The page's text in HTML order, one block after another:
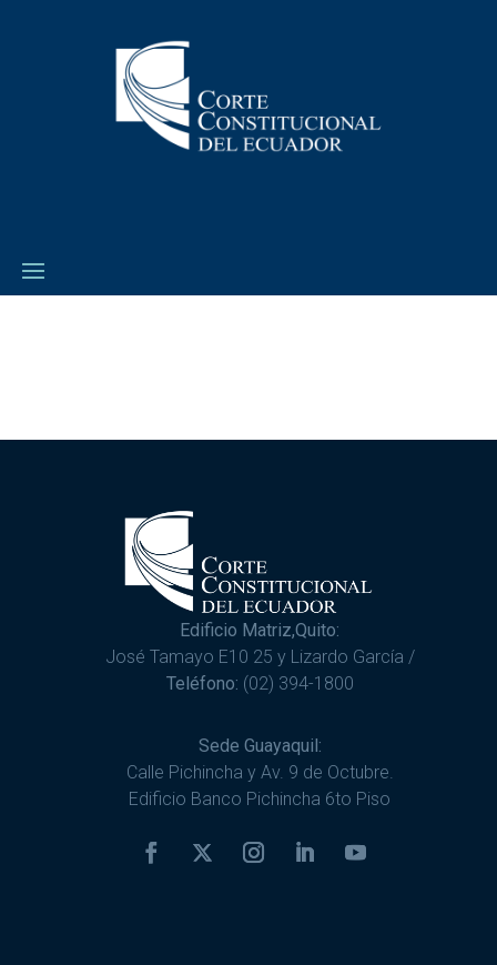
Edificio Matriz,Quito:
José Tamayo E10 25 y Lizardo García /
Teléfono: (02) 394-1800
Sede Guayaquil:
Calle Pichincha y Av. 9 de Octubre.
Edificio Banco Pichincha 6to Piso